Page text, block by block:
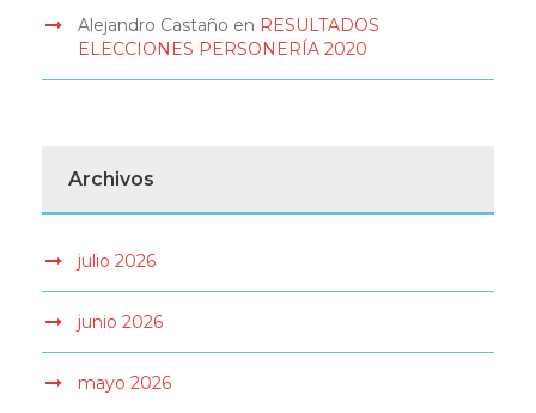
Alejandro Castaño en RESULTADOS
ELECCIONES PERSONERÍA 2020
Archivos
julio 2026
junio 2026
mayo 2026